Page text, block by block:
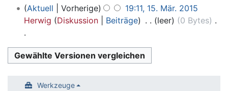
K
e
e
B
Aktuell Vorherige
19:11, 15. Mär. 2015
Herwig
Diskussion Beiträge leer 0 Bytes
e
n
Werkzeuge